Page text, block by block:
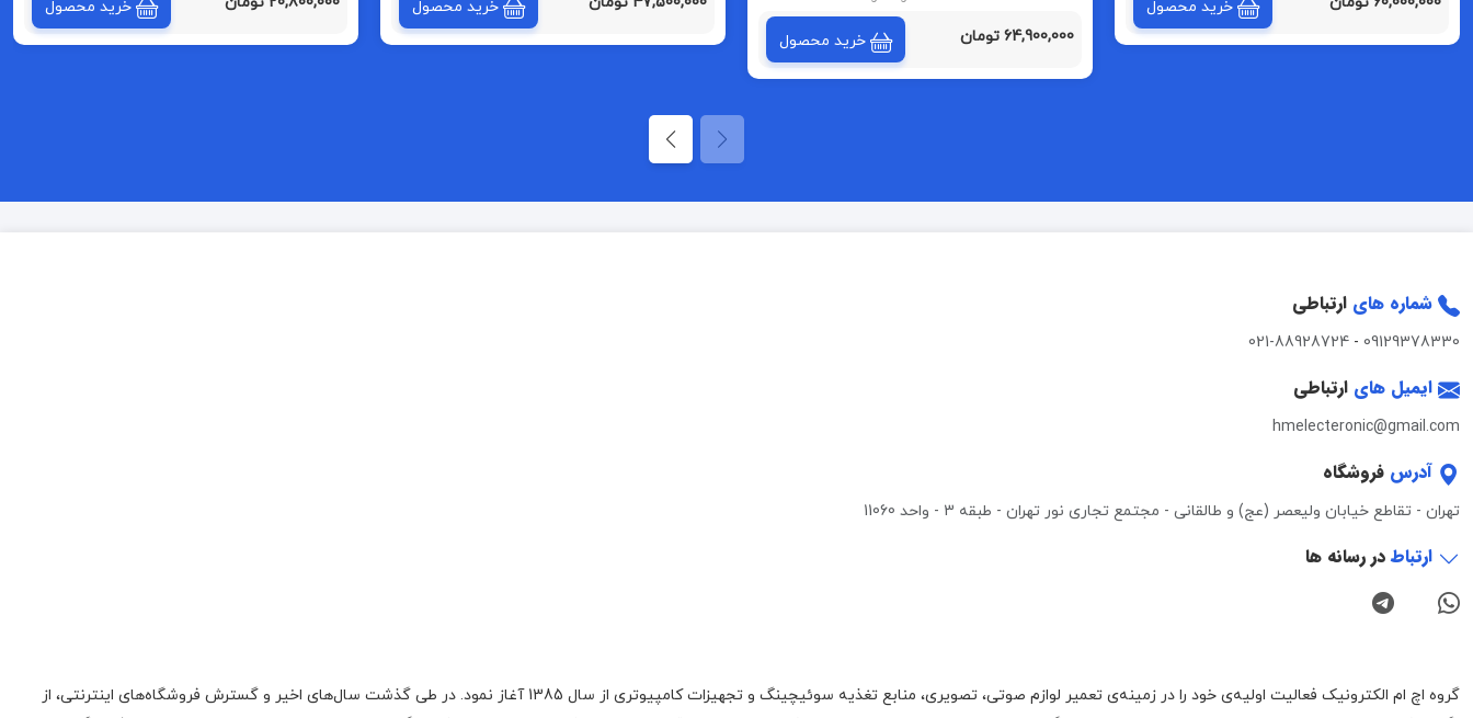
خرید محصول
64,900,000 تومان خرید محصول
خرید محصول خرید محصول
شماره های ارتباطی
09129378330
-
021-88928724
ایمیل های ارتباطی
hmelecteronic@gmail.com
آدرس فروشگاه
تهران - تقاطع خیابان ولیعصر (عج) و طالقانی - مجتمع تجاری نور تهران - طبقه 3 - واحد 11060
ارتباطدر رسانه ها
گروه اچ ام الکترونیک فعالیت اولیه‌ی خود را در زمینه‌‌ی تعمیر لوازم صوتی، تصویری، منابع تغذیه سوئیچینگ و تجهیزات کامپیوتری از سال 1385 آغاز نمود. در طی گذشت سال‌های اخیر و گسترش فروشگاه‌های اینترنتی، از